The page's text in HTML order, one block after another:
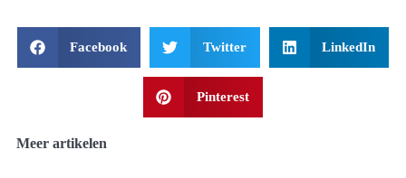
Facebook Twitter LinkedIn
Pinterest
Meer artikelen